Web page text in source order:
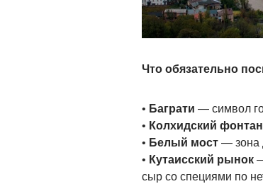
Что обязательно
• Баграти — символ
• Колхидский фонтан
• Белый мост — зона
• Кутаисский рынок
сыр со специями по